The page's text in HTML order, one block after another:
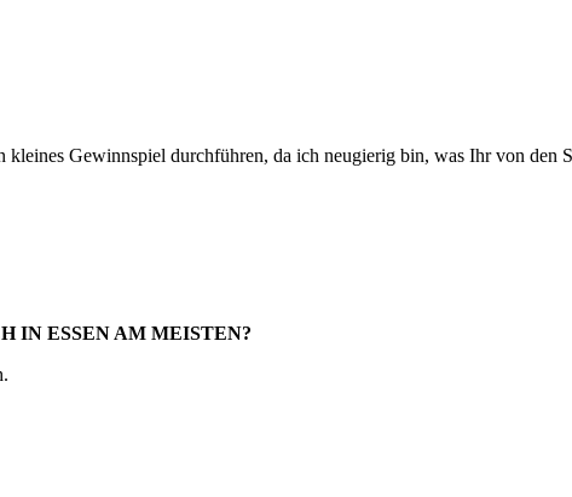
kleines Gewinnspiel durchführen, da ich neugierig bin, was Ihr von den
IN ESSEN AM MEISTEN?